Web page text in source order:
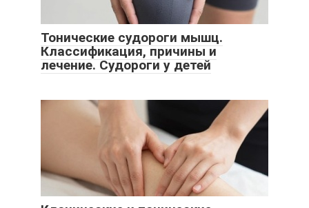
Тонические судороги мышц.
Классификация, причины и
лечение. Судороги у детей